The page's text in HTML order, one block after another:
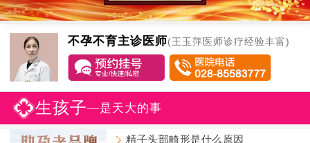
不孕不育主诊医师(王玉萍医师诊疗经验丰富)
生孩子—是天大的事
精子头部畸形是什么原因